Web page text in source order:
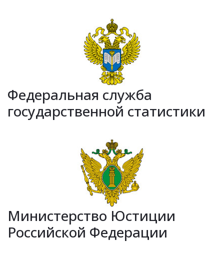
Федеральная служба
государственной статистики
Министерство Юстиции
Российской Федерации